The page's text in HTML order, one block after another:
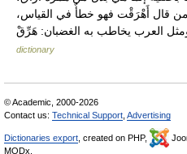
قال أَهْرَقْت فهو خطأٌ في القياس،
dictionary
© Academic, 2000-2026
Contact us: Technical Support Advertising
Dictionaries export , created on PHP,
MODx.